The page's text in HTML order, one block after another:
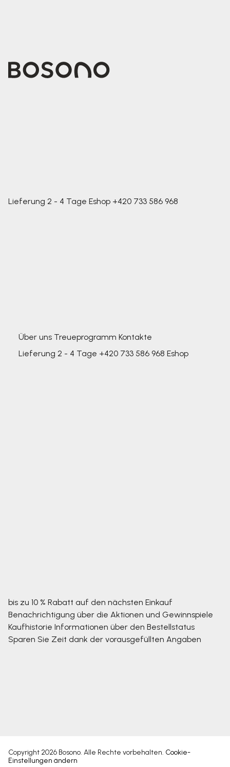
Lieferung 2 - 4 Tage Eshop +420 733 586 968
Über uns Treueprogramm Kontakte
Lieferung 2 - 4 Tage +420 733 586 968 Eshop
bis zu 10 % Rabatt auf den nächsten Einkauf
Benachrichtigung über die Aktionen und Gewinnspiele
Kaufhistorie Informationen über den Bestellstatus
Sparen Sie Zeit dank der vorausgefüllten Angaben
Copyright 2026 Bosono. Alle Rechte vorbehalten. Cookie-
Einstellungen ändern